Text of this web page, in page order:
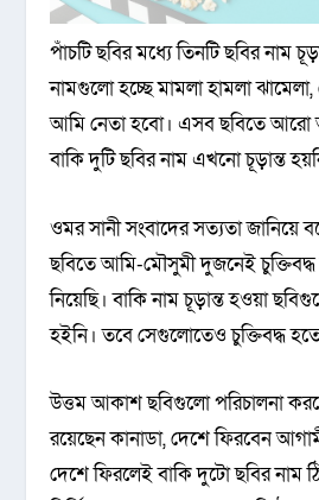
পাঁচটি ছবির মধ্যে তিনটি ছবির নাম
নামগুলো হচ্ছে ‌মামলা হামলা
আমি নেতা হবো। এসব ছবিতে আরো
বাকি দুটি ছবির নাম এখনো চূড়ান্ত
ওমর সানী সংবাদের সত্যতা জানিয়ে
ছবিতে আমি-মৌসুমী দুজনেই চুক্তিবদ্ধ
নিয়েছি। বাকি নাম চূড়ান্ত হওয়া
হইনি। তবে সেগুলোতেও চুক্তিবদ্ধ হতে
উত্তম আকাশ ছবিগুলো পরিচালনা
রয়েছেন কানাডা, দেশে ফিরবেন
দেশে ফিরলেই বাকি দুটো ছবির